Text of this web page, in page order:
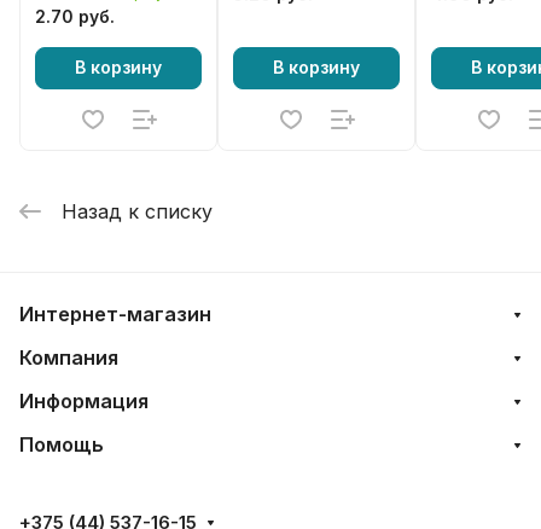
2.70 руб.
В корзину В корзину В
Назад к списку
Интернет-магазин
Компания
Информация
Помощь
+375 (44) 537-16-15